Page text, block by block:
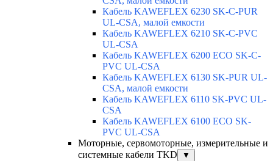
Кабель KAWEFLEX 6230 SK-C-PUR
UL-CSA, малой емкости
Кабель KAWEFLEX 6210 SK-C-PVC
UL-CSA
Кабель KAWEFLEX 6200 ECO SK-C-
PVC UL-CSA
Кабель KAWEFLEX 6130 SK-PUR UL-
CSA, малой емкости
Кабель KAWEFLEX 6110 SK-PVC UL-
CSA
Кабель KAWEFLEX 6100 ECO SK-
PVC UL-CSA
Моторные, сервомоторные, измерительные и
системные кабели TKD
▼